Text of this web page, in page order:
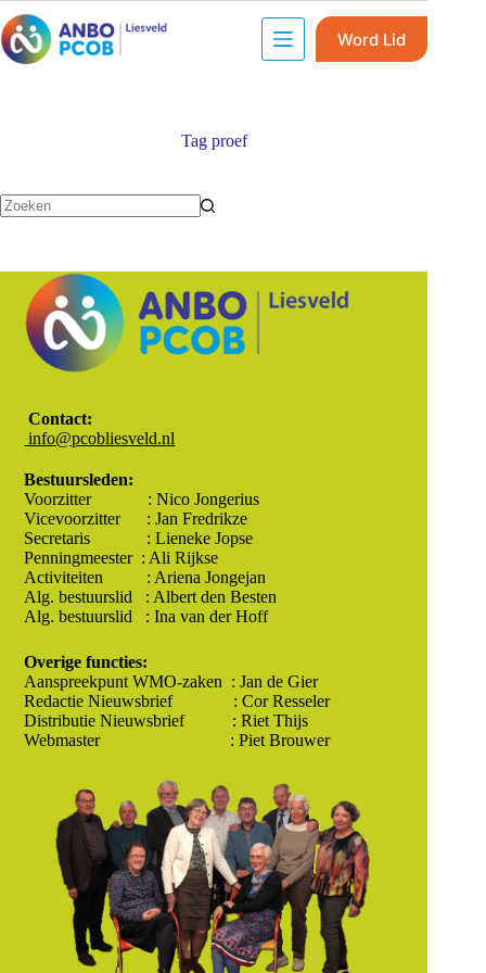
Word Lid
Tagproef
Contact:
info@pcobliesveld.nl
Bestuursleden:
Voorzitter : Nico Jongerius
Vicevoorzitter : Jan Fredrikze
Secretaris : Lieneke Jopse
Penningmeester : Ali Rijkse
Activiteiten : Ariena Jongejan
Alg. bestuurslid : Albert den Besten
Alg. bestuurslid : Ina van der Hoff
Overige functies:
Aanspreekpunt WMO-zaken : Jan de Gier
Redactie Nieuwsbrief : Cor Resseler
Distributie Nieuwsbrief : Riet Thijs
Webmaster : Piet Brouwer